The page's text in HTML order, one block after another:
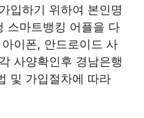
입하기 위하여 본인명
스마트뱅킹 어플을 다
이폰, 안드로이드 사
사양확인후 경남은행
및 가입절차에 따라